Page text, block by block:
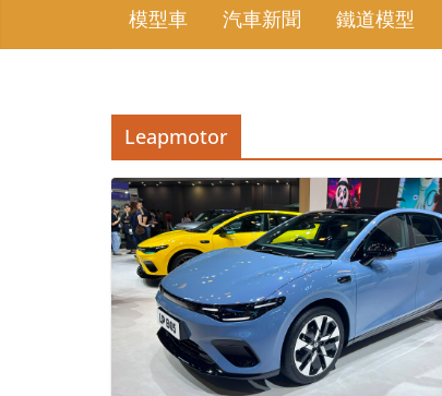
模型車 汽車新聞 鐵道模型
Leapmotor